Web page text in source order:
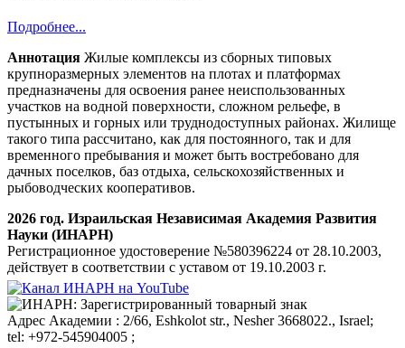
Подробнее...
Аннотация Жилые комплексы из сборных типовых
крупноразмерных элементов на плотах и платформах
предназначены для освоения ранее неиспользованных
участков на водной поверхности, сложном рельефе, в
пустынных и горных или труднодоступных районах. Жилище
такого типа рассчитано, как для постоянного, так и для
временного пребывания и может быть востребовано для
дачных поселков, баз отдыха, сельскохозяйственных и
рыбоводческих кооперативов.
2026 год. Израильская Независимая Академия Развития
Науки (ИНАРН)
Регистрационное удостоверение №580396224 от 28.10.2003,
действует в соответствии с уставом от 19.10.2003 г.
Aдрес Академии : 2/66, Eshkolot str., Nesher 3668022., Israel;
tel: +972-545904005 ;